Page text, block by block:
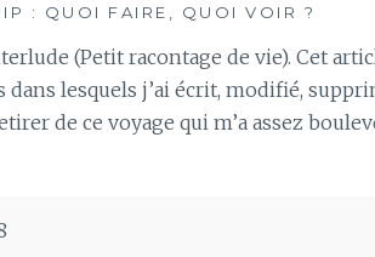
: QUOI FAIRE, QUOI VOIR ?
(Petit racontage de vie). Cet
lesquels j’ai écrit, modifié,
de ce voyage qui m’a assez